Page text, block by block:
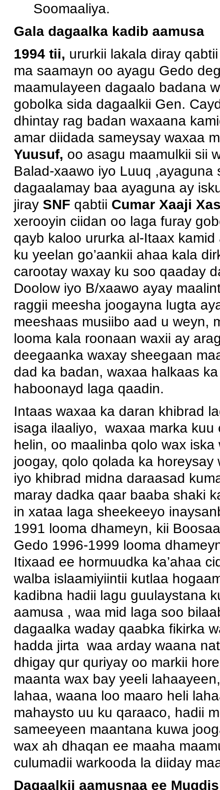
Soomaaliya.
Gala dagaalka kadib aamusa
1994 tii, ururkii lakala diray
ma saamayn oo ayagu Gedo
maamulayeen dagaalo badana
gobolka sida dagaalkii Gen.
dhintay rag badan waxaana
amar diidada sameysay waxaa
Yuusuf, oo asagu maamulkii sii
Balad-xaawo iyo Luuq ,ayaguna
dagaalamay baa ayaguna ay
jiray SNF qabtii Cumar Xaaji
xerooyin ciidan oo laga furay
qayb kaloo ururka al-Itaax
ku yeelan go’aankii ahaa kala
carootay waxay ku soo qaaday
Doolow iyo B/xaawo ayay
raggii meesha joogayna lugta
meeshaas musiibo aad u weyn,
looma kala roonaan waxii ay
deegaanka waxay sheegaan
dad ka badan, waxaa halkaas
haboonayd laga qaadin.
Intaas waxaa ka daran khibrad
isaga ilaaliyo, waxaa marka
helin, oo maalinba qolo wax
joogay, qolo qolada ka
iyo khibrad midna daraasad
maray dadka qaar baaba shaki
in xataa laga sheekeeyo
1991 looma dhameyn, kii
Gedo 1996-1999 looma
Itixaad ee hormuudka ka’ahaa
walba islaamiyiintii kutlaa
kadibna hadii lagu guulaystana
aamusa , waa mid laga soo
dagaalka waday qaabka fikirka
hadda jirta waa arday waana
dhigay qur quriyay oo markii
maanta wax bay yeeli
lahaa, waana loo maaro heli
mahaysto uu ku qaraaco, hadii
sameeyeen maantana kuwa
wax ah dhaqan ee maaha
culumadii warkooda la diiday
Dagaalkii aamusnaa ee